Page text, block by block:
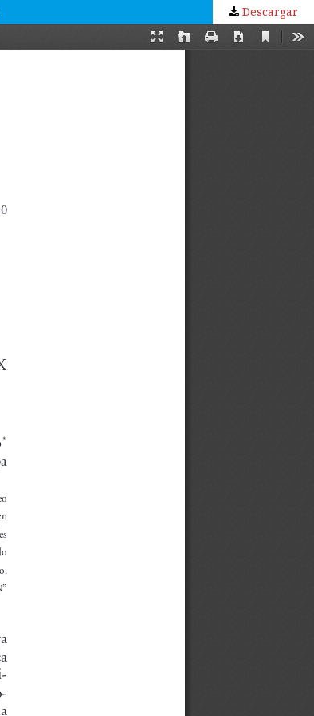
Descargar